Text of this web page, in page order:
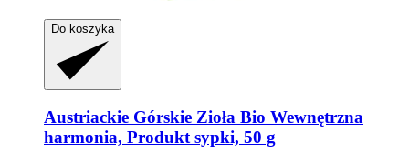
Do koszyka
Austriackie Górskie Zioła Bio Wewnętrzna
harmonia, Produkt sypki, 50 g